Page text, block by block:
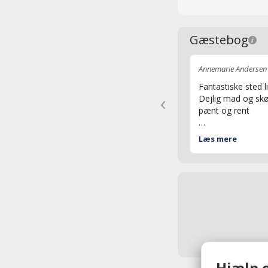
Gæstebog
Annemarie Andersen
Fantastiske sted
Dejlig mad og
pænt og rent
Mvh Annemarie
Læs mere